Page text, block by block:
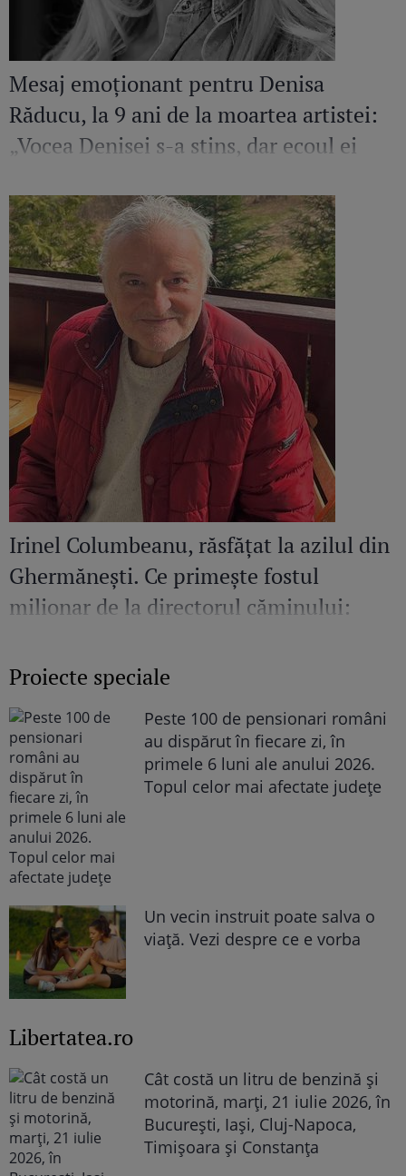
Mesaj emoționant pentru Denisa
Răducu, la 9 ani de la moartea artistei:
„Vocea Denisei s-a stins, dar ecoul ei
Irinel Columbeanu, răsfățat la azilul din
Ghermănești. Ce primește fostul
milionar de la directorul căminului:
Proiecte speciale
Peste 100 de pensionari români
au dispărut în fiecare zi, în
primele 6 luni ale anului 2026.
Topul celor mai afectate județe
Un vecin instruit poate salva o
viață. Vezi despre ce e vorba
Libertatea.ro
Cât costă un litru de benzină și
motorină, marți, 21 iulie 2026, în
București, Iași, Cluj-Napoca,
Timișoara și Constanța